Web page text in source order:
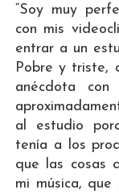
“Soy muy
con mis
entrar a un
Pobre y triste,
anécdota
al estudio
tenía a los
que las cosas
mi música,